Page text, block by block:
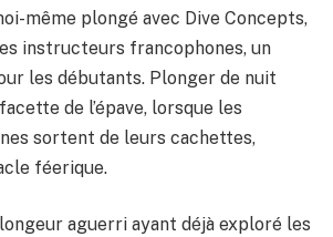
même plongé avec Dive Concepts,
instructeurs francophones, un
les débutants. Plonger de nuit
de l’épave, lorsque les
sortent de leurs cachettes,
féerique.
aguerri ayant déjà exploré les